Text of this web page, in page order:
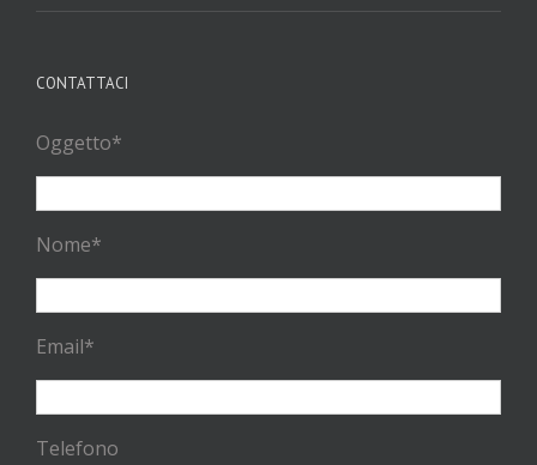
CONTATTACI
Oggetto*
Nome*
Email*
Telefono